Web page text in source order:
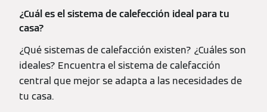
¿Cuál es el sistema de calefección ideal para tu
casa?
¿Qué sistemas de calefacción existen? ¿Cuáles son
ideales? Encuentra el sistema de calefacción
central que mejor se adapta a las necesidades de
tu casa.